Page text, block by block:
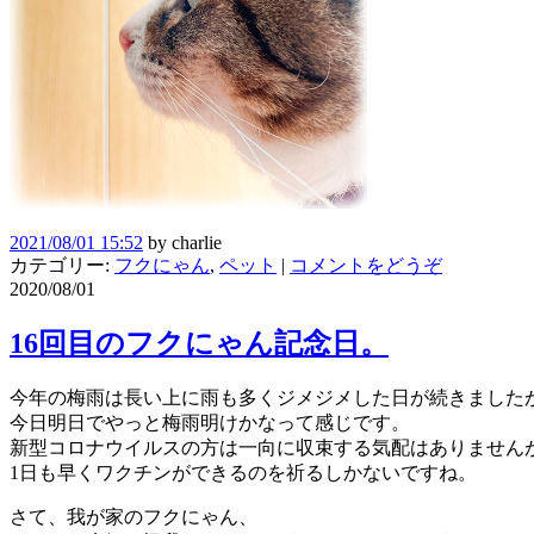
2021/08/01 15:52 by charlie
カテゴリー: フクにゃん, ペット | コメントをどうぞ
2020/08/01
16回目のフクにゃん記念日。
今年の梅雨は長い上に雨も多くジメジメした日が続きました
今日明日でやっと梅雨明けかなって感じです。
新型コロナウイルスの方は一向に収束する気配はありません
1日も早くワクチンができるのを祈るしかないですね。
さて、我が家のフクにゃん、